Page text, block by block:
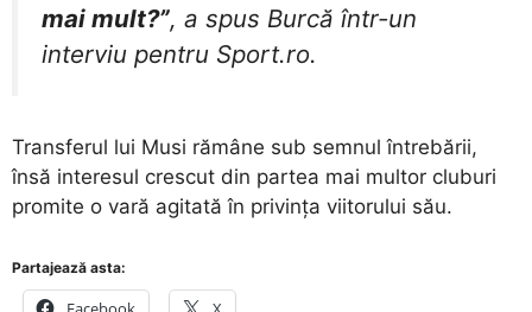
mai mult?”, a spus Burcă într-un
interviu pentru Sport.ro.
Transferul lui Musi rămâne sub semnul întrebării,
însă interesul crescut din partea mai multor cluburi
promite o vară agitată în privința viitorului său.
Partajează asta: